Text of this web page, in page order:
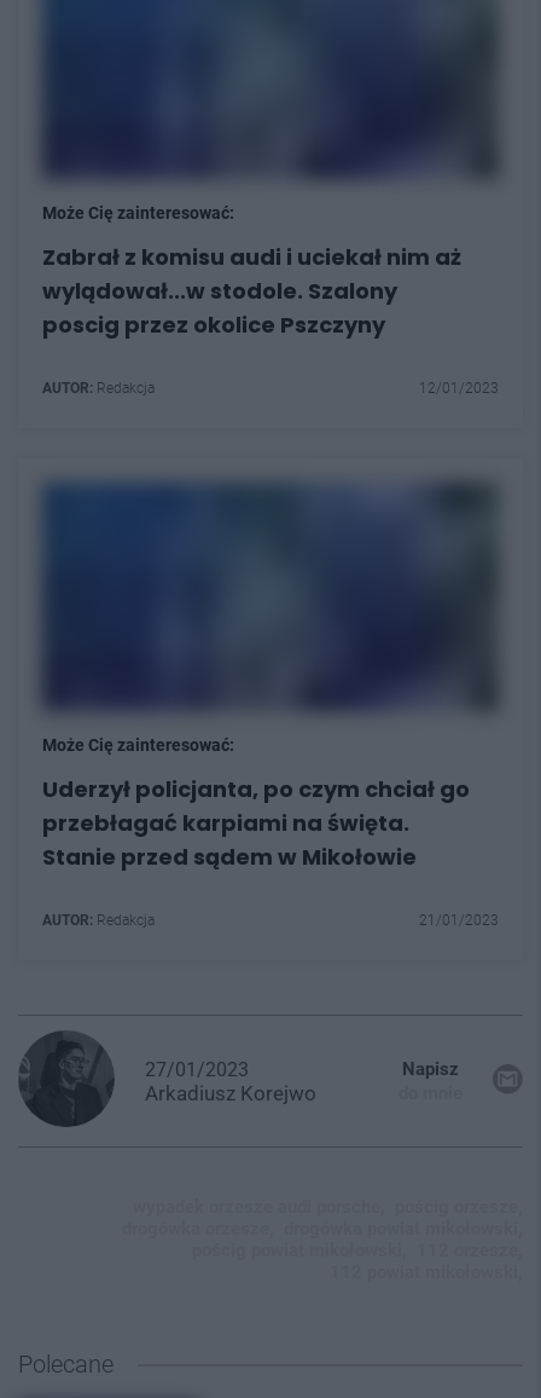
Może Cię zainteresować:
Zabrał z komisu audi i uciekał nim aż
wylądował...w stodole. Szalony
poscig przez okolice Pszczyny
AUTOR: Redakcja 12/01/2023
Może Cię zainteresować:
Uderzył policjanta, po czym chciał go
przebłagać karpiami na święta.
Stanie przed sądem w Mikołowie
AUTOR: Redakcja 21/01/2023
27/01/2023
Arkadiusz Korejwo
Napisz
Polecane